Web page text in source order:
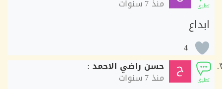
منذ
4
حسن راضي الاحمد:
منذ